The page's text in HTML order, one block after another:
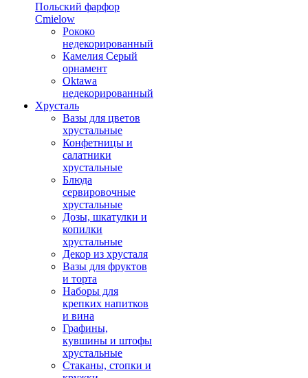
Польский фарфор
Сmielow
Рококо
недекорированный
Камелия Серый
орнамент
Oktawa
недекорированный
Хрусталь
Вазы для цветов
хрустальные
Конфетницы и
салатники
хрустальные
Блюда
сервировочные
хрустальные
Дозы, шкатулки и
копилки
хрустальные
Декор из хрусталя
Вазы для фруктов
и торта
Наборы для
крепких напитков
и вина
Графины,
кувшины и штофы
хрустальные
Стаканы, стопки и